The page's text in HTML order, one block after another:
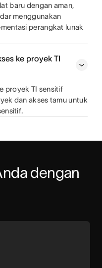
baru dengan aman,
menggunakan
perangkat lunak
ke proyek TI
proyek TI sensitif
dan akses tamu untuk
dengan